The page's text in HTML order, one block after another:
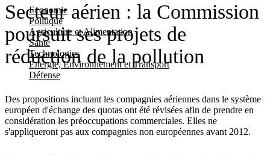
Economie
Politique
Agriculture et Alimentation
Santé
Technologies
Energie, Environnement et Transport
Défense
Secteur aérien : la Commission
poursuit ses projets de
réduction de la pollution
Des propositions incluant les compagnies aériennes dans le système
européen d'échange des quotas ont été révisées afin de prendre en
considération les préoccupations commerciales. Elles ne
s'appliqueront pas aux compagnies non européennes avant 2012.